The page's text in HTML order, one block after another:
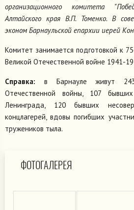
организационного комитета
Алтайского края В.П. Томенко. В
эконом Барнаульской епархии иерей
Комитет занимается подготовкой к
Великой Отечественной войне 1941-
Справка: в Барнауле живут 243
Отечественной войны, 107
Ленинграда, 120 бывших
концлагерей, вдовы погибших
тружеников тыла.
ФОТОГАЛЕРЕЯ